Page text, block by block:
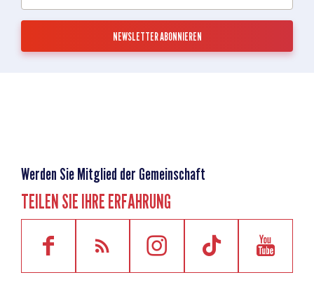
Werden Sie Mitglied der Gemeinschaft
TEILEN SIE IHRE ERFAHRUNG